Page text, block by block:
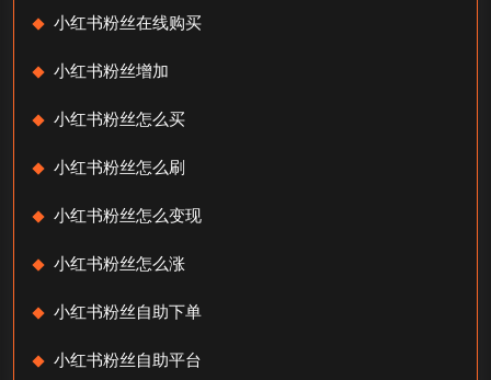
小红书粉丝在线购买
小红书粉丝增加
小红书粉丝怎么买
小红书粉丝怎么刷
小红书粉丝怎么变现
小红书粉丝怎么涨
小红书粉丝自助下单
小红书粉丝自助平台